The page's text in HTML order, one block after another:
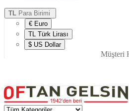
TL Para Birimi
€ Euro
TL Türk Lirası
$ US Dollar
Müşteri